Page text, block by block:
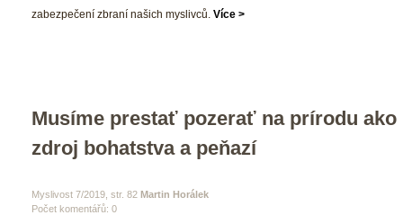
zabezpečení zbraní našich myslivců. Více >
Musíme prestať pozerať na prírodu ako
zdroj bohatstva a peňazí
Myslivost 7/2019, str. 82 Martin Horálek
Počet komentářů: 0